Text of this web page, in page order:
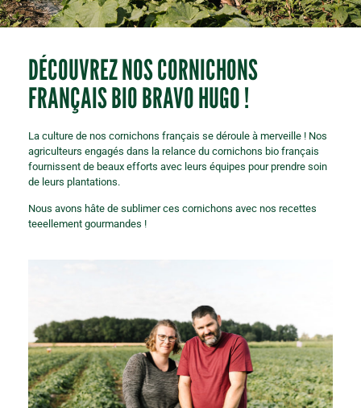
DÉCOUVREZ NOS CORNICHONS
FRANÇAIS BIO BRAVO HUGO !
La culture de nos cornichons français se déroule à merveille ! Nos
agriculteurs engagés dans la relance du cornichons bio français
fournissent de beaux efforts avec leurs équipes pour prendre soin
de leurs plantations.
Nous avons hâte de sublimer ces cornichons avec nos recettes
teeellement gourmandes !